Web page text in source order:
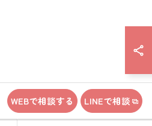
WEBで相談する LINEで相談